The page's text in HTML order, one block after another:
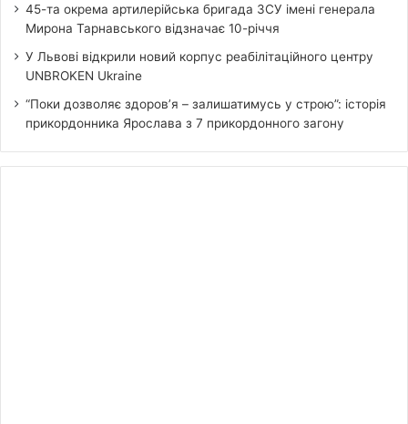
45-та окрема артилерійська бригада ЗСУ імені генерала
Мирона Тарнавського відзначає 10-річчя
У Львові відкрили новий корпус реабілітаційного центру
UNBROKEN Ukraine
“Поки дозволяє здоров’я – залишатимусь у строю”: історія
прикордонника Ярослава з 7 прикордонного загону